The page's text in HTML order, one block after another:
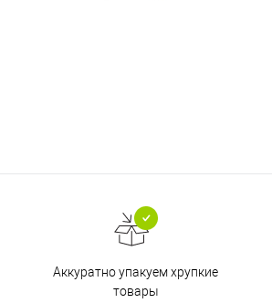
Аккуратно упакуем хрупкие
товары